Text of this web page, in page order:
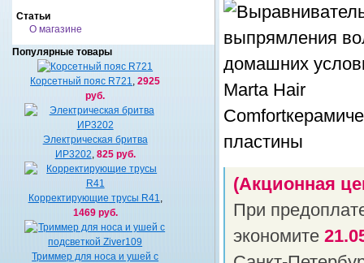
Статьи
О магазине
Популярные товары
Корсетный пояс R721 ,2925
руб.
Электрическая бритва
ИР3202 825 руб.
Корректирующие трусы R41
1469 руб.
Триммер для носа и ушей с
(Акционная
При
экономите